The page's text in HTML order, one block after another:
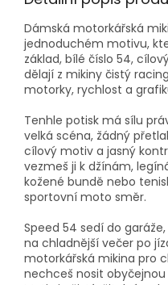
Dámská motorkářská
jednoduchém motivu,
základ, bílé číslo 54,
dělají z mikiny čistý
motorky, rychlost a
Tenhle potisk má sílu
velká scéna, žádný
cílový motiv a jasný
vezmeš ji k džínám,
kožené bundě nebo
sportovní moto směr.
Speed 54 sedí do
na chladnější večer po
motorkářská mikina pro
nechceš nosit